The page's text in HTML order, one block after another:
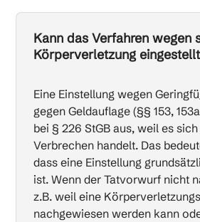
Kann das Verfahren wegen
Körperverletzung
Eine Einstellung wegen
gegen Geldauflage (§§ 153,
bei § 226 StGB aus, weil es
Verbrechen handelt. Das
dass eine Einstellung
ist. Wenn der Tatvorwurf nicht
z.B. weil eine
nachgewiesen werden kann